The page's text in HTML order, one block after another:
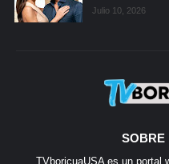
Julio 10, 2026
SOBRE
TVboricuaUSA es un portal